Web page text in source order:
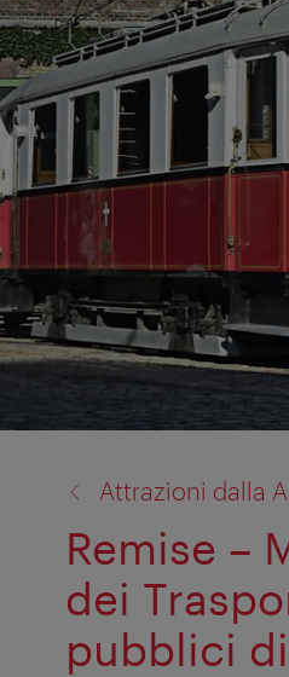
Attrazioni dalla
Remise –
dei
pubblici